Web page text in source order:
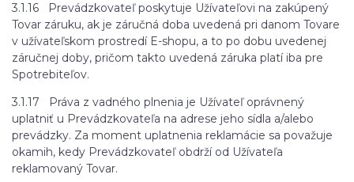
3.1.16 Prevádzkovateľ poskytuje Užívateľovi na zakúpený
Tovar záruku, ak je záručná doba uvedená pri danom Tovare
v užívateľskom prostredí E-shopu, a to po dobu uvedenej
záručnej doby, pričom takto uvedená záruka platí iba pre
Spotrebiteľov.
3.1.17 Práva z vadného plnenia je Užívateľ oprávnený
uplatniť u Prevádzkovateľa na adrese jeho sídla a/alebo
prevádzky. Za moment uplatnenia reklamácie sa považuje
okamih, kedy Prevádzkovateľ obdrží od Užívateľa
reklamovaný Tovar.